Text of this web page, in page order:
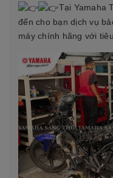
Tại Yamaha
đến cho bạn dịch vụ
máy chính hãng với